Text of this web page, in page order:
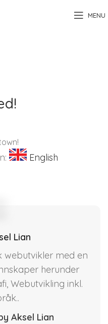
MENU
English
Lian
webutvikler med en
herunder
Webutvikling inkl.
Aksel Lian